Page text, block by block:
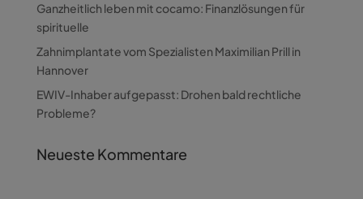
Ganzheitlich leben mit cocamo: Finanzlösungen für
spirituelle
Zahnimplantate vom Spezialisten Maximilian Prill in
Hannover
EWIV-Inhaber aufgepasst: Drohen bald rechtliche
Probleme?
Neueste Kommentare